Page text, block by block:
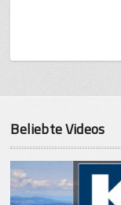
Beliebte Videos